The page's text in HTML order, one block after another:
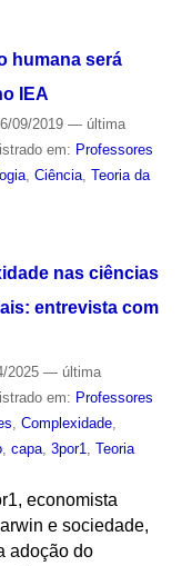
humana será
IEA
09/2019 — última
em: Professores
, Ciência, Teoria da
nas ciências
entrevista com
2025 — última
em: Professores
, Complexidade,
, capa, 3por1, Teoria
economista
e sociedade,
adoção do